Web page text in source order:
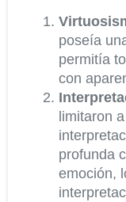
poseía
permitía
con
limitaron
profunda
emoción,